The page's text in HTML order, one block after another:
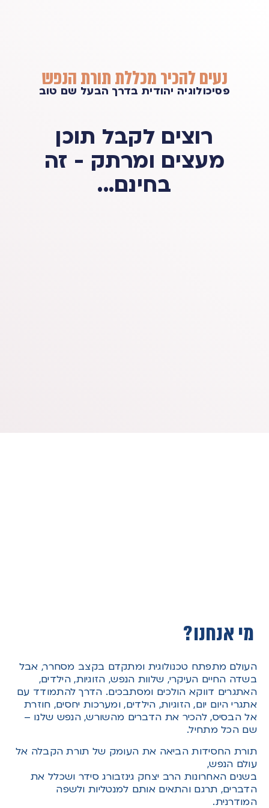
נעים להכיר מכללת תורת הנפש
פסיכולוגיה יהודית בדרך הבעל שם טוב
רוצים לקבל תוכן
מעצים ומרתק - זה
בחינם...
מי אנחנו?
העולם מתפתח טכנולוגית ומתקדם בקצב מסחרר, אבל
בשדה החיים העיקרי, שלוות הנפש, הזוגיות, הילדים,
האתגרים דווקא הולכים ומסתבכים. הדרך להתמודד עם
אתגרי היום יום, הזוגיות, הילדים, ומערכות יחסים, חוזרת
אל הבסיס, להכיר את הדברים מהשורש, הנפש שלנו –
שם הכל מתחיל.
תורת החסידות הביאה את העומק של תורת הקבלה אל
עולם הנפש,
בשנים האחרונות הרב יצחק גינזבורג סידר ושכלל את
הדברים, תרגם והתאים אותם למנטליות ולשפה
המודרנית.